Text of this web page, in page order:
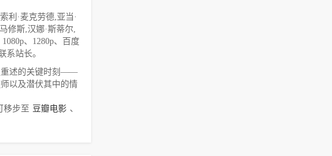
利·麦克劳德,亚当·
修斯,汉娜·斯蒂尔,
、1280p、百度
系站长。
重述的关键时刻——
以及潜伏其中的情
移步至 豆瓣电影 、